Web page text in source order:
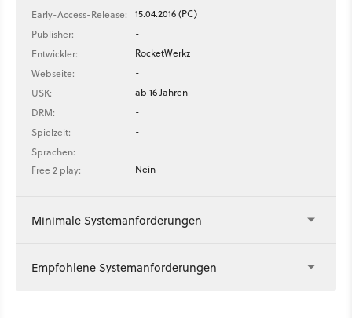
Early-Access-Release:
15.04.2016 (PC)
Publisher:
-
Entwickler:
RocketWerkz
Webseite:
-
USK:
ab 16 Jahren
DRM:
-
Spielzeit:
-
Sprachen:
-
Free 2 play:
Nein
Minimale Systemanforderungen
Empfohlene Systemanforderungen